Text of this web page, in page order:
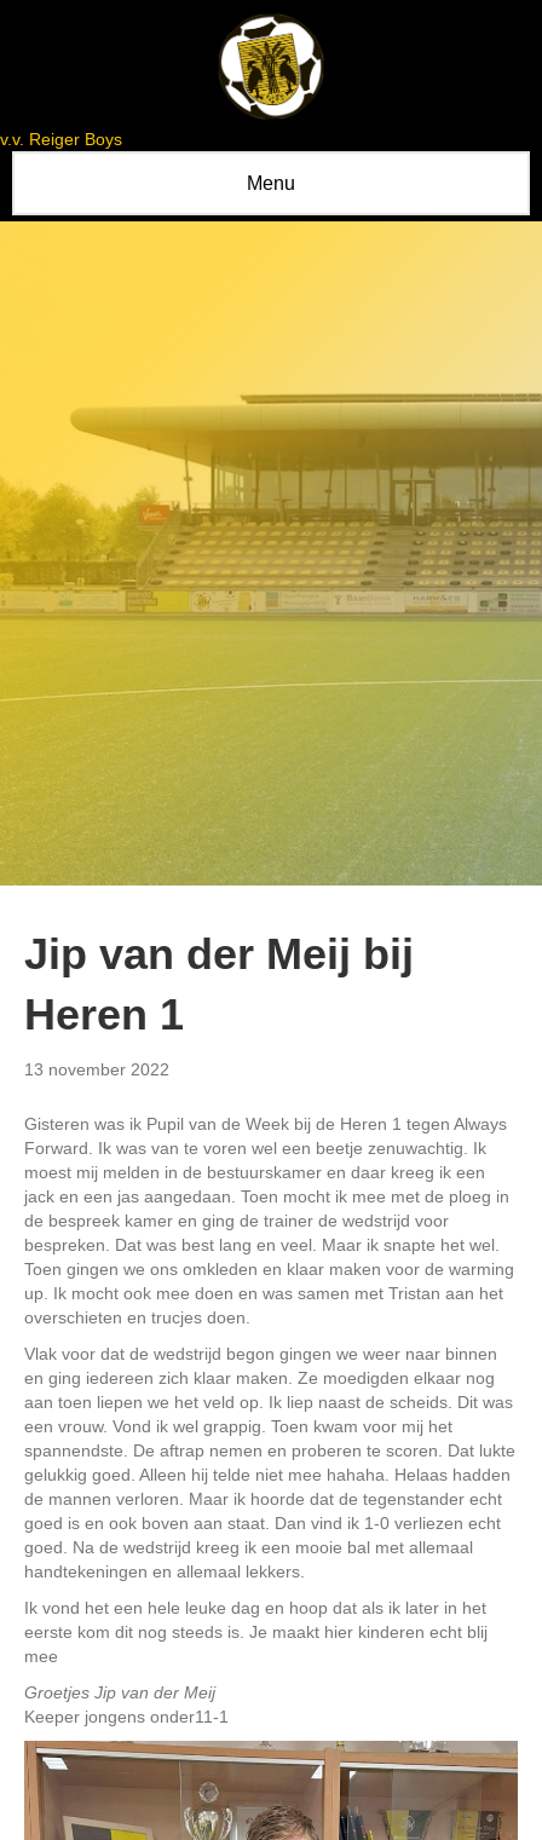
v.v. Reiger Boys
Menu
Jip van der Meij bij
Heren 1
13 november 2022
Gisteren was ik Pupil van de Week bij de Heren 1 tegen Always
Forward. Ik was van te voren wel een beetje zenuwachtig. Ik
moest mij melden in de bestuurskamer en daar kreeg ik een
jack en een jas aangedaan. Toen mocht ik mee met de ploeg in
de bespreek kamer en ging de trainer de wedstrijd voor
bespreken. Dat was best lang en veel. Maar ik snapte het wel.
Toen gingen we ons omkleden en klaar maken voor de warming
up. Ik mocht ook mee doen en was samen met Tristan aan het
overschieten en trucjes doen.
Vlak voor dat de wedstrijd begon gingen we weer naar binnen
en ging iedereen zich klaar maken. Ze moedigden elkaar nog
aan toen liepen we het veld op. Ik liep naast de scheids. Dit was
een vrouw. Vond ik wel grappig. Toen kwam voor mij het
spannendste. De aftrap nemen en proberen te scoren. Dat lukte
gelukkig goed. Alleen hij telde niet mee hahaha. Helaas hadden
de mannen verloren. Maar ik hoorde dat de tegenstander echt
goed is en ook boven aan staat. Dan vind ik 1-0 verliezen echt
goed. Na de wedstrijd kreeg ik een mooie bal met allemaal
handtekeningen en allemaal lekkers.
Ik vond het een hele leuke dag en hoop dat als ik later in het
eerste kom dit nog steeds is. Je maakt hier kinderen echt blij
mee
Groetjes Jip van der Meij
Keeper jongens onder11-1